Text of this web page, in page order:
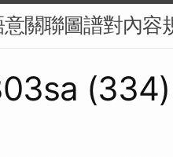
關聯圖譜對內
(334)